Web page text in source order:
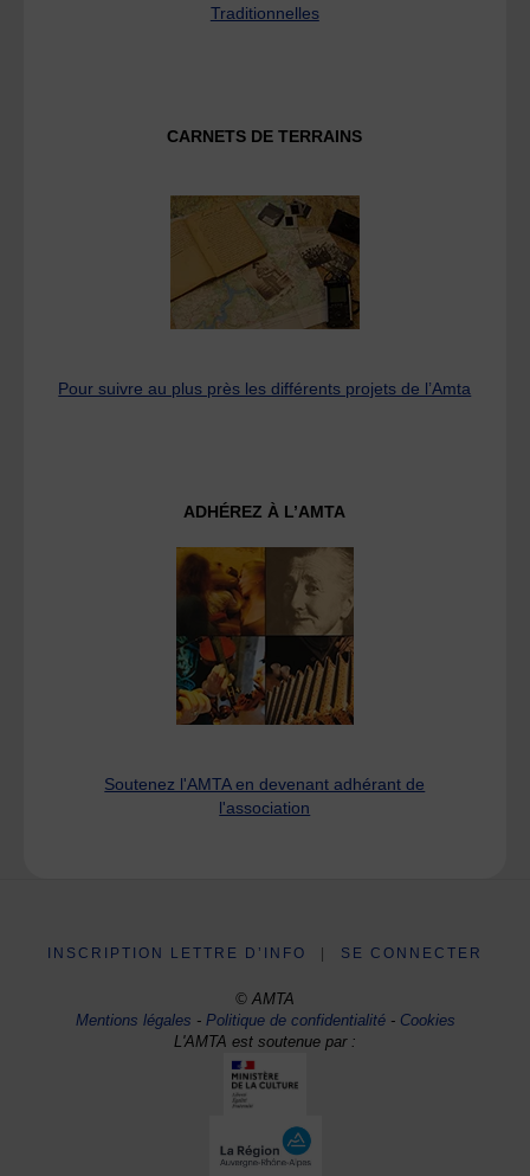
Traditionnelles
CARNETS DE TERRAINS
Pour suivre au plus près les différents projets de l’Amta
ADHÉREZ À L’AMTA
Soutenez l'AMTA en devenant adhérant de
l'association
INSCRIPTION LETTRE D’INFO SE CONNECTER
© AMTA
Mentions légales -Politique de confidentialité- Cookies
L'AMTA est soutenue par :